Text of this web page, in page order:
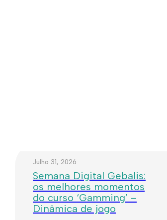
Julho 31, 2026
Semana Digital Gebalis:
os melhores momentos
do curso ‘Gamming’ –
Dinâmica de jogo